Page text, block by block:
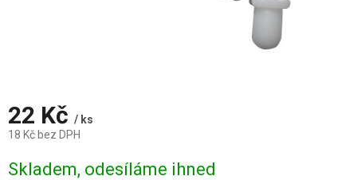
22 Kč / ks
18 Kč bez DPH
cena:
Skladem, odesíláme ihned